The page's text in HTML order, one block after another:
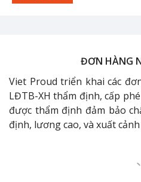
ĐƠN HÀNG
Viet Proud triển khai các
LĐTB-XH thẩm định, cấp
được thẩm định đảm bảo
định, lương cao, và xuất